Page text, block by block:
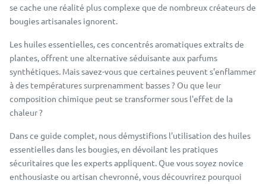
se cache une réalité plus complexe que de nombreux créateurs de
bougies artisanales ignorent.
Les huiles essentielles, ces concentrés aromatiques extraits de
plantes, offrent une alternative séduisante aux parfums
synthétiques. Mais savez-vous que certaines peuvent s'enflammer
à des températures surprenamment basses ? Ou que leur
composition chimique peut se transformer sous l'effet de la
chaleur ?
Dans ce guide complet, nous démystifions l'utilisation des huiles
essentielles dans les bougies, en dévoilant les pratiques
sécuritaires que les experts appliquent. Que vous soyez novice
enthousiaste ou artisan chevronné, vous découvrirez pourquoi